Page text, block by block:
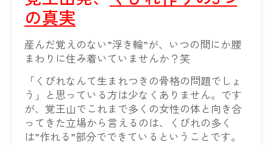
の真実
産んだ覚えのない”浮き輪”が、いつの間にか腰
まわりに住み着いていませんか？笑
「くびれなんて生まれつきの骨格の問題でしょ
う」と思っている方は少なくありません。です
が、覚王山でこれまで多くの女性の体と向き合
ってきた立場から言えるのは、くびれの多く
は”作れる”部分でできているということです。